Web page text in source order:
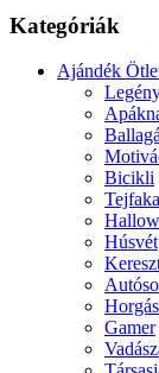
Kategóriák
Ajándék
Bicikli
Húsvét
Gamer